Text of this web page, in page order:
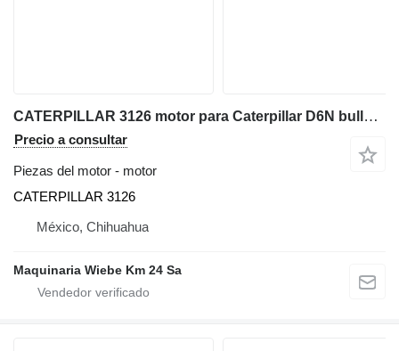
CATERPILLAR 3126 motor para Caterpillar D6N bulldozer
Precio a consultar
Piezas del motor - motor
CATERPILLAR 3126
México, Chihuahua
Maquinaria Wiebe Km 24 Sa